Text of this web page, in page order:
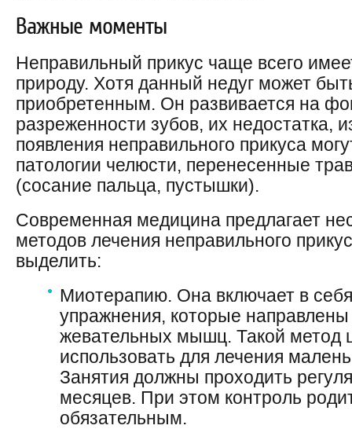
Важные моменты
Неправильный прикус чаще всего
природу. Хотя данный недуг может
приобретенным. Он развивается на
разреженности зубов, их недостатка,
появления неправильного прикуса
патологии челюсти, перенесенные
(сосание пальца, пустышки).
Современная медицина предлагает
методов лечения неправильного
выделить:
Миотерапию. Она включает в
упражнения, которые
жевательных мышц. Такой метод
использовать для лечения
Занятия должны проходить
месяцев. При этом контроль
обязательным.